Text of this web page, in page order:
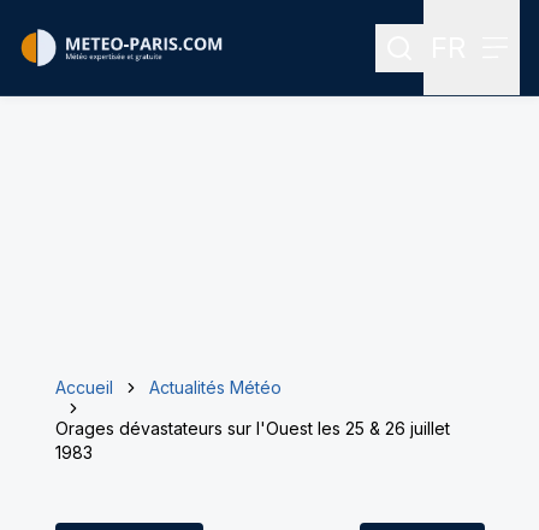
Rechercher
Accueil
Actualités Météo
Orages dévastateurs sur l'Ouest les 25 & 26 juillet
1983